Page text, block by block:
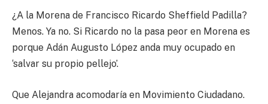
¿A la Morena de Francisco Ricardo Sheffield Padilla?
Menos. Ya no. Si Ricardo no la pasa peor en Morena es
porque Adán Augusto López anda muy ocupado en
‘salvar su propio pellejo’.
Que Alejandra acomodaría en Movimiento Ciudadano.